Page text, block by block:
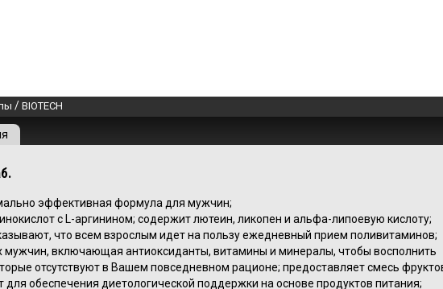
/ BIOTECH
эффективная формула для мужчин;
с L-аргинином; содержит лютеин, ликопен и альфа-липоевую кислоту;
что всем взрослым идет на пользу ежедневный прием поливитаминов;
мужчин, включающая антиоксиданты, витамины и минералы, чтобы восполнить
отсутствуют в Вашем повседневном рационе; предоставляет смесь
обеспечения диетологической поддержки на основе продуктов питания;